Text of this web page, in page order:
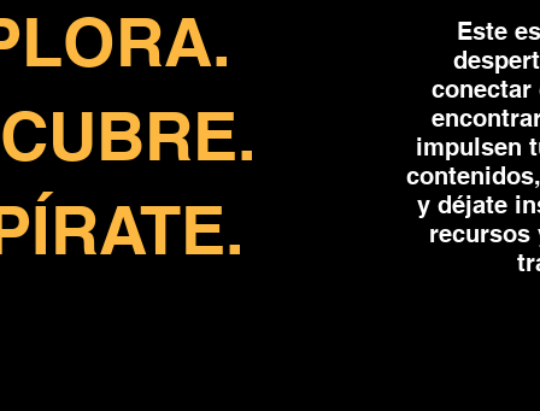
Este
impulsen
y déjate
recursos